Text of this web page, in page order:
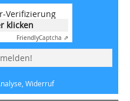
Verifizierung
klicken
FriendlyCaptcha ⇗
Widerruf